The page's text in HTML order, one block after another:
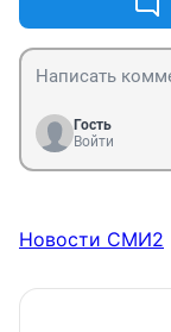
Гость
Войти
Новости СМИ2